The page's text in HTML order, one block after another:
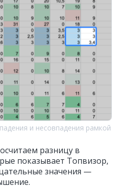
и несовпадения рамкой
разницу в
показывает Топвизор,
значения —